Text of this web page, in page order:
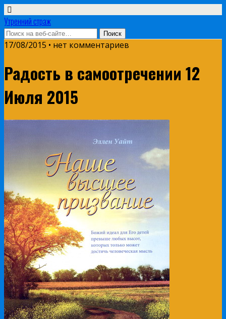
Утренний страж
17/08/2015 • нет комментариев
Радость в самоотречении 12
Июля 2015